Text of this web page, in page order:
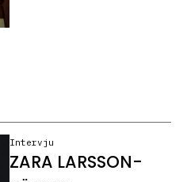
Intervju
ZARA LARSSON-